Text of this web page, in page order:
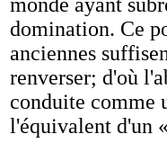
domination. Ce
anciennes
renverser; d'où
conduite comme
l'équivalent d'un